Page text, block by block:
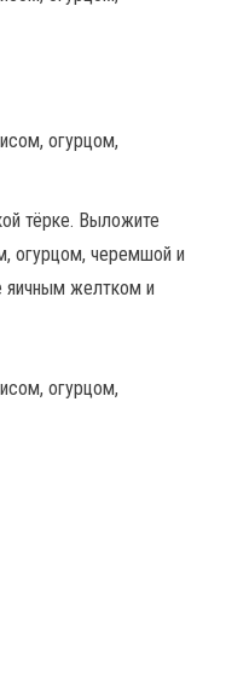
тёрке. Выложите
огурцом, черемшой и
яичным желтком и